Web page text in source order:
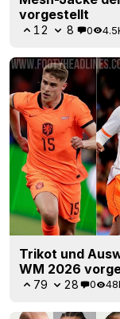
vorgestellt
12 8 0
Trikot und
WM 2026
79 28 0